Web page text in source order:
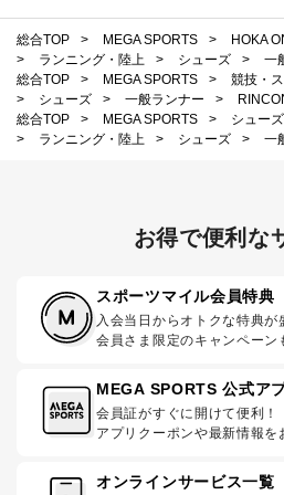
総合TOP > MEGA SPORTS >
HOKA
>
ランニング・陸上 > シューズ > 一
総合TOP
> MEGA SPORTS > 競技・
>
シューズ > 一般ランナー >
総合TOP
> MEGA SPORTS >
シュー
>
ランニング・陸上 > シューズ > 一
お得で便利な
スポーツマイル会員特典
入会当日からオトクな特典が
会員さま限定のキャンペーン
MEGA SPORTS 公式ア
会員証がすぐに開けて便利！
アプリクーポンや最新情報を
オンラインサービス一覧